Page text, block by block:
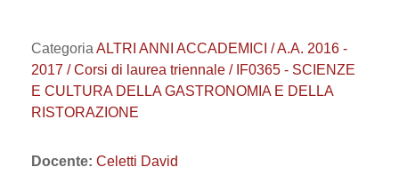
Categoria ALTRI ANNI ACCADEMICI / A.A. 2016 -
2017 / Corsi di laurea triennale / IF0365 - SCIENZE
E CULTURA DELLA GASTRONOMIA E DELLA
RISTORAZIONE
Docente: Celetti David